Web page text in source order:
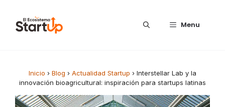
Menu
Inicio › Blog › Actualidad Startup › Interstellar Lab y la
innovación bioagricultural: inspiración para startups latinas